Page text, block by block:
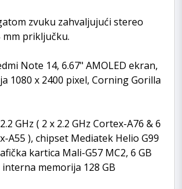
zvuku zahvaljujući stereo
mm priključku.
Note 14, 6.67" AMOLED ekran,
1080 x 2400 pixel, Corning Gorilla
GHz ( 2 x 2.2 GHz Cortex-A76 & 6
A55 ), chipset Mediatek Helio G99
kartica Mali-G57 MC2, 6 GB
memorija 128 GB